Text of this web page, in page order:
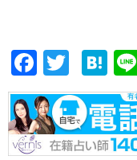
F
ac
e
b
T
w
itt
er
H
at
e
n